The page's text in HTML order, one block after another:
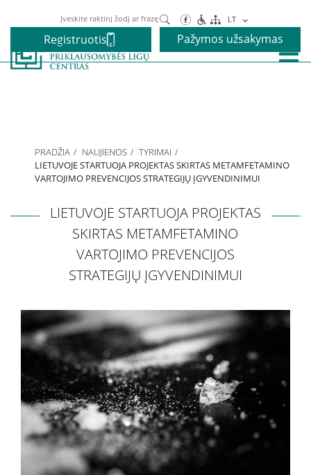
Paieška LT
Registruotis Pažymos užsakymas
Narkotikų priklausomybės gydymas
Nikotino priklausomybės gydymas
Elgesio priklausomybės gydymas
Paslaugos artimiesiems
Mokamos paslaugos
Paslaugos apmokamos iš PSD fondo
Kitos paslaugos
PRADŽIA NAUJIENOS
TYRIMAI
LIETUVOJE STARTUOJA PROJEKTAS SKIRTAS METAMFETAMINO
VARTOJIMO PREVENCIJOS STRATEGIJŲ ĮGYVENDINIMUI
LIETUVOJE STARTUOJA PROJEKTAS
SKIRTAS METAMFETAMINO
VARTOJIMO PREVENCIJOS
STRATEGIJŲ ĮGYVENDINIMUI